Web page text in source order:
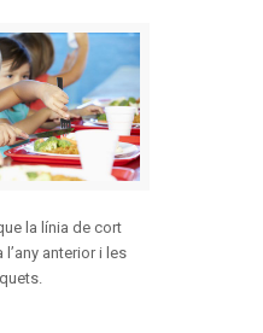
la línia de cort
l’any anterior i les